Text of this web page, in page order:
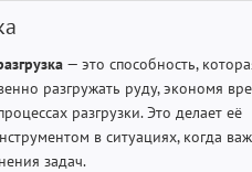
— это способность,
разгружать руду, экономя
разгрузки. Это делает её
в ситуациях, когда
задач.